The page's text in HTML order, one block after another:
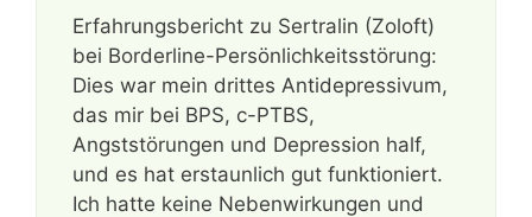
Erfahrungsbericht zu Sertralin (Zoloft)
bei Borderline-Persönlichkeitsstörung:
Dies war mein drittes Antidepressivum,
das mir bei BPS, c-PTBS,
Angststörungen und Depression half,
und es hat erstaunlich gut funktioniert.
Ich hatte keine Nebenwirkungen und